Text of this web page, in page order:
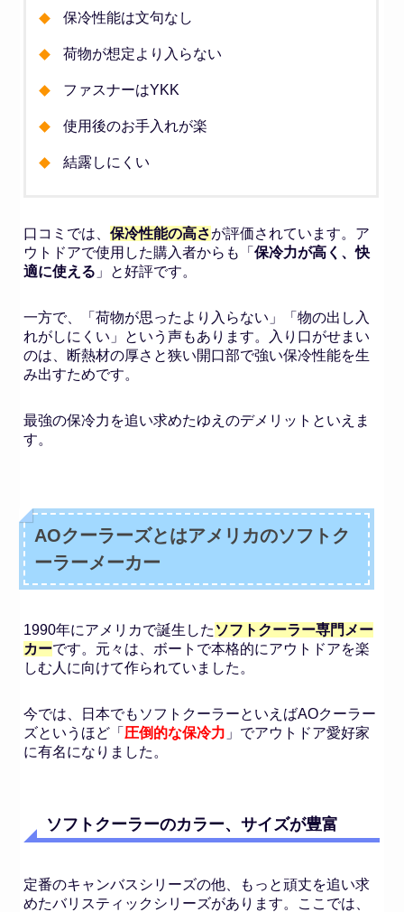
保冷性能は文句なし
荷物が想定より入らない
ファスナーはYKK
使用後のお手入れが楽
結露しにくい
口コミでは、 保冷性能の高さが評価されています。ア
ウトドアで使用した購入者からも「 保冷力が高く、快
適に使える 」と好評です。
一方で、「荷物が思ったより入らない」「物の出し入
れがしにくい」という声もあります。入り口がせまい
のは、断熱材の厚さと狭い開口部で強い保冷性能を生
み出すためです。
最強の保冷力を追い求めたゆえのデメリットといえま
す。
AOクーラーズとはアメリカのソフトク
ーラーメーカー
1990年にアメリカで誕生した ソフトクーラー専門メー
カーです。元々は、ボートで本格的にアウトドアを楽
しむ人に向けて作られていました。
今では、日本でもソフトクーラーといえばAOクーラー
ズというほど「 圧倒的な保冷力 」でアウトドア愛好家
に有名になりました。
ソフトクーラーのカラー、サイズが豊富
定番のキャンバスシリーズの他、もっと頑丈を追い求
めたバリスティックシリーズがあります。ここでは、